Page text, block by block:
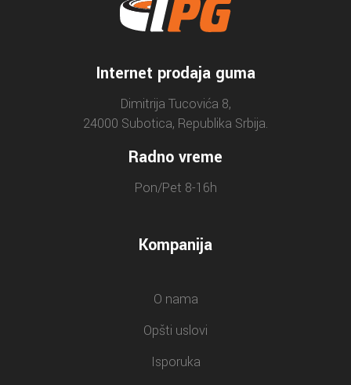
Internet prodaja guma
Dimitrija Tucovića 8,
24000 Subotica, Republika Srbija.
Radno vreme
Pon/Pet 8-16h
Kompanija
O nama
Opšti uslovi
Isporuka